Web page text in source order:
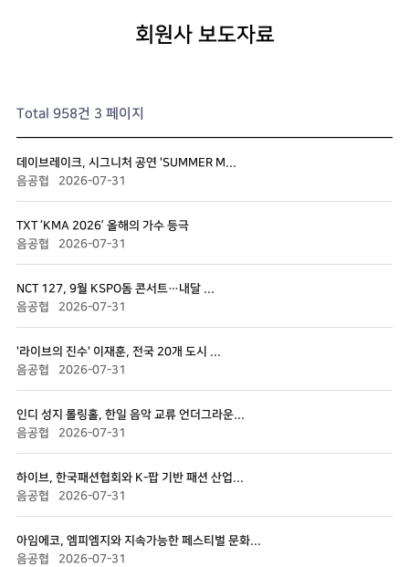
회원사 보도자료
Total 958건 3 페이지
데이브레이크, 시그니처 공연 'SUMMER M...
음공협
2026-07-31
TXT ‘KMA 2026’ 올해의 가수 등극
음공협
2026-07-31
NCT 127, 9월 KSPO돔 콘서트…내달 ...
음공협
2026-07-31
'라이브의 진수' 이재훈, 전국 20개 도시 ...
음공협
2026-07-31
인디 성지 롤링홀, 한일 음악 교류 언더그라운...
음공협
2026-07-31
하이브, 한국패션협회와 K-팝 기반 패션 산업...
음공협
2026-07-31
아임에코, 엠피엠지와 지속가능한 페스티벌 문화...
음공협
2026-07-31